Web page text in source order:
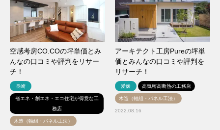
空感考房CO.COの坪単価とみ
んなの口コミや評判をリサー
チ！
長崎
省エネ・創エネ・エコ住宅が得意な工
務店
木造（軸組・パネル工法）
アーキテクト工房Pureの坪単
価とみんなの口コミや評判を
リサーチ！
愛媛 高気密高断熱の工務店
木造（軸組・パネル工法）
2022.08.16